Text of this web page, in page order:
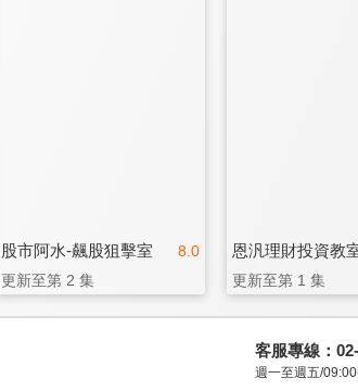
8.0
股市阿水-飆股狙擊室
更新至第 2 集
恩汎理財投資教
更新至第 1 集
客服專線：
週一至週五/